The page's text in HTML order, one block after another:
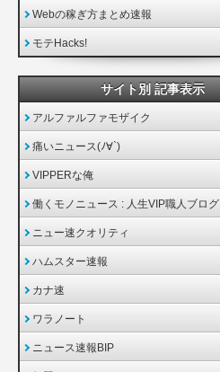
Webの稼ぎ方まとめ速報
モテHacks!
サイト別 記事表示
アルファルファモザイク
痛いニュース(ﾉ∀`)
VIPPERな俺
働くモノニュース : 人生VIP職人ブログ
ニュー速クオリティ
ハムスター速報
カナ速
ワラノート
ニュース速報BIP